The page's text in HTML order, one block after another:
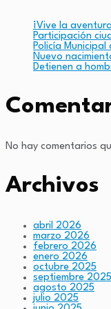
¡Vive la
Participación
Policía
Nuevo
Detienen a
No hay comentarios
Archivos
abril 2026
marzo 2026
febrero 2026
enero 2026
octubre 2025
septiembre 2025
agosto 2025
julio 2025